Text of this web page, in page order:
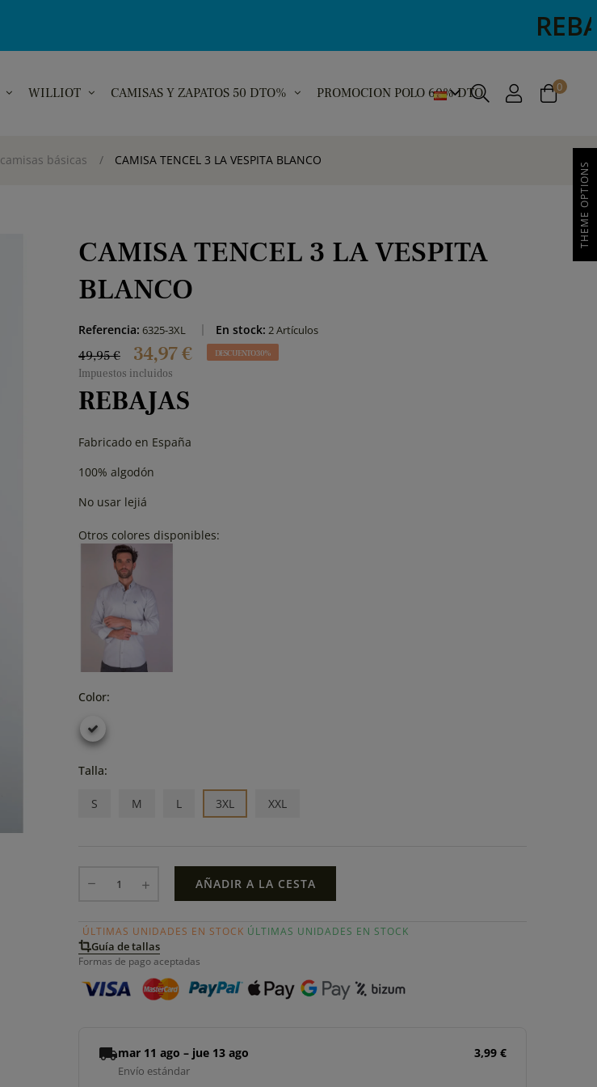
REBAJAS
WILLIOT CAMISAS Y ZAPATOS 50 DTO% PROMOCION POLO 60% DTO 0
camisas básicas CAMISA TENCEL 3 LA VESPITA BLANCO
CAMISA TENCEL 3 LA VESPITA
BLANCO
Referencia: 6325-3XL En stock: 2 Artículos
49,95 € 34,97 € DESCUENTO 30%
Impuestos incluidos
REBAJAS
Fabricado en España
100% algodón
No usar lejiá
Otros colores disponibles:
Color:
Talla:
S M L 3XL XXL
AÑADIR A LA CESTA
ÚLTIMAS UNIDADES EN STOCK ÚLTIMAS UNIDADES EN STOCK
Guía de tallas
Formas de pago aceptadas
local_shippingmar 11 ago – jue 13 ago
Envío estándar
3,99 €
THEME OPTIONS